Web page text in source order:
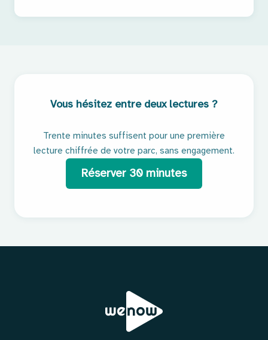
Vous hésitez entre deux lectures ?
Trente minutes suffisent pour une première
lecture chiffrée de votre parc, sans engagement.
Réserver 30 minutes